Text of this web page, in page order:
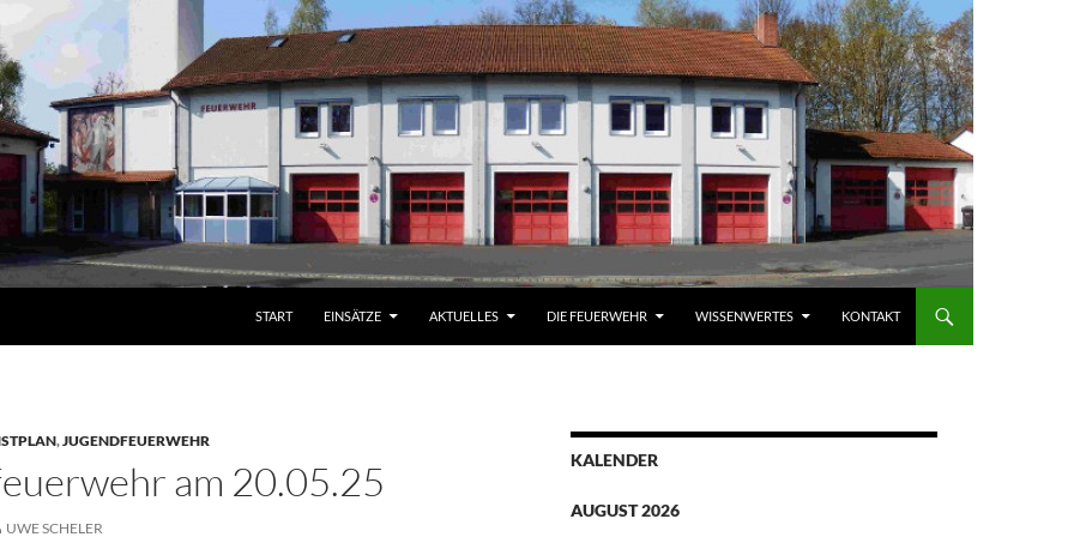
START EINSÄTZE AKTUELLES DIE FEUERWEHR WISSENWERTES KONTAKT
,JUGENDFEUERWEHR
am 20.05.25
UWE SCHELER
KALENDER
AUGUST 2026